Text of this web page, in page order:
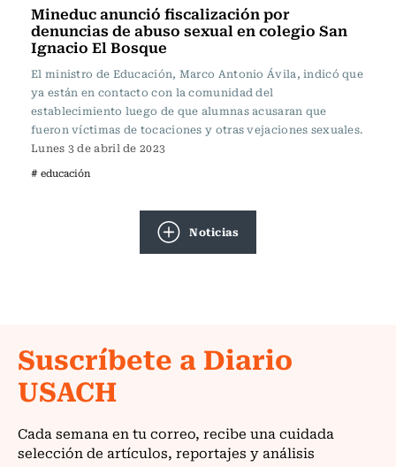
Mineduc anunció fiscalización por
denuncias de abuso sexual en colegio San
Ignacio El Bosque
El ministro de Educación, Marco Antonio Ávila, indicó que
ya están en contacto con la comunidad del
establecimiento luego de que alumnas acusaran que
fueron víctimas de tocaciones y otras vejaciones sexuales.
Lunes 3 de abril de 2023
# educación
Noticias